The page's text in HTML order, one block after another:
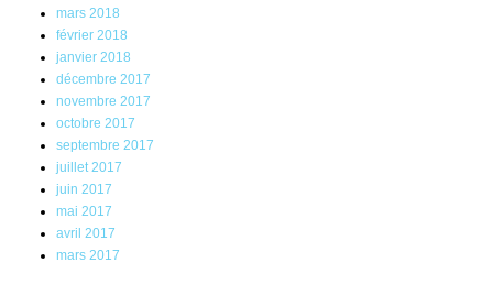
mars 2018
février 2018
janvier 2018
décembre 2017
novembre 2017
octobre 2017
septembre 2017
juillet 2017
juin 2017
mai 2017
avril 2017
mars 2017